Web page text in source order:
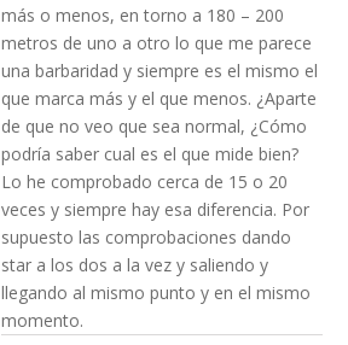
más o menos, en torno a 180 – 200
metros de uno a otro lo que me parece
una barbaridad y siempre es el mismo el
que marca más y el que menos. ¿Aparte
de que no veo que sea normal, ¿Cómo
podría saber cual es el que mide bien?
Lo he comprobado cerca de 15 o 20
veces y siempre hay esa diferencia. Por
supuesto las comprobaciones dando
star a los dos a la vez y saliendo y
llegando al mismo punto y en el mismo
momento.